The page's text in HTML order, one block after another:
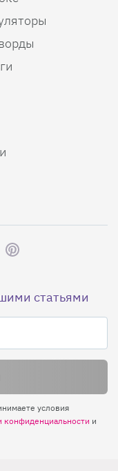
статьями
условия
конфиденциальности и